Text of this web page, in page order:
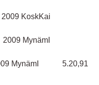
KoskKai
MynämI
5.20,91